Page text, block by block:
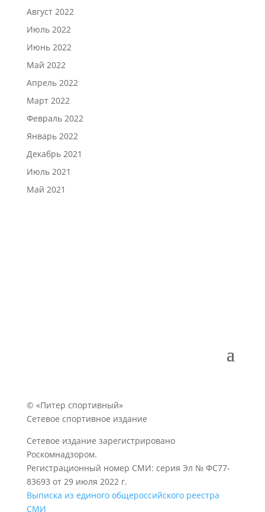
Август 2022
Июль 2022
Июнь 2022
Май 2022
Апрель 2022
Март 2022
Февраль 2022
Январь 2022
Декабрь 2021
Июль 2021
Май 2021
© «Питер спортивный»
Сетевое спортивное издание
Сетевое издание зарегистрировано
Роскомнадзором.
Регистрационный номер СМИ: серия Эл № ФС77-
83693 от 29 июля 2022 г.
Выписка из единого общероссийского реестра
СМИ